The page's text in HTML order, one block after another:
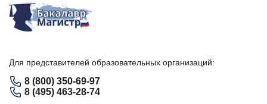
Для представителей образовательных организаций:
8 (800) 350-69-97
8 (495) 463-28-74